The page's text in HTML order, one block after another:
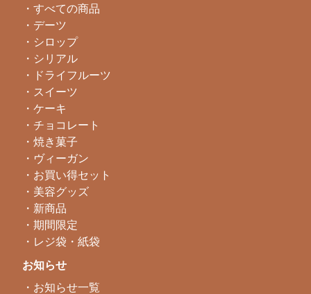
・すべての商品
・デーツ
・シロップ
・シリアル
・ドライフルーツ
・スイーツ
・ケーキ
・チョコレート
・焼き菓子
・ヴィーガン
・お買い得セット
・美容グッズ
・新商品
・期間限定
・レジ袋・紙袋
お知らせ
・お知らせ一覧